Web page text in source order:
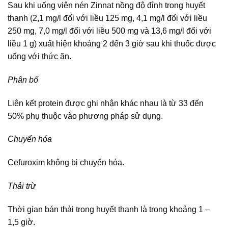
Sau khi uống viên nén Zinnat nồng độ đỉnh trong huyết
thanh (2,1 mg/l đối với liều 125 mg, 4,1 mg/l đối với liều
250 mg, 7,0 mg/l đối với liều 500 mg và 13,6 mg/l đối với
liều 1 g) xuất hiện khoảng 2 đến 3 giờ sau khi thuốc được
uống với thức ăn.
Phân bố
Liên kết protein được ghi nhận khác nhau là từ 33 đến
50% phụ thuộc vào phương pháp sử dụng.
Chuyển hóa
Cefuroxim không bị chuyển hóa.
Thải trừ
Thời gian bán thải trong huyết thanh là trong khoảng 1 –
1,5 giờ.